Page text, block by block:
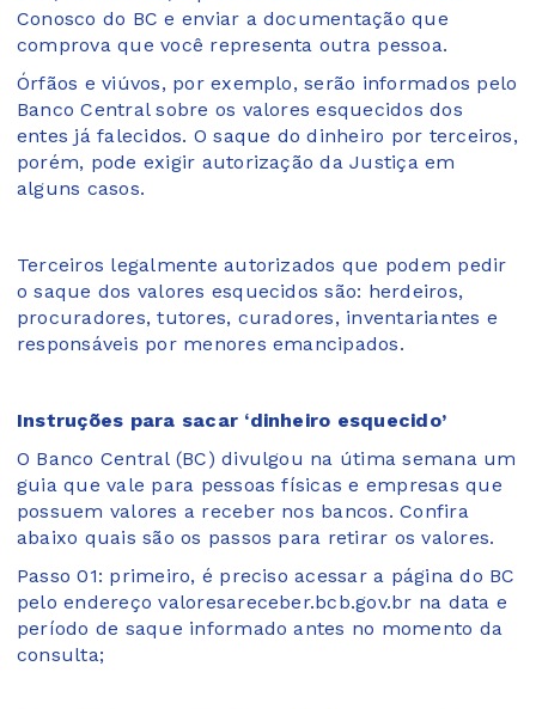
Conosco do BC e enviar a documentação que
comprova que você representa outra pessoa.
Órfãos e viúvos, por exemplo, serão informados pelo
Banco Central sobre os valores esquecidos dos
entes já falecidos. O saque do dinheiro por terceiros,
porém, pode exigir autorização da Justiça em
alguns casos.
Terceiros legalmente autorizados que podem pedir
o saque dos valores esquecidos são: herdeiros,
procuradores, tutores, curadores, inventariantes e
responsáveis por menores emancipados.
Instruções para sacar ‘dinheiro esquecido’
O Banco Central (BC) divulgou na útima semana um
guia que vale para pessoas físicas e empresas que
possuem valores a receber nos bancos. Confira
abaixo quais são os passos para retirar os valores.
Passo 01: primeiro, é preciso acessar a página do BC
pelo endereço valoresareceber.bcb.gov.br na data e
período de saque informado antes no momento da
consulta;